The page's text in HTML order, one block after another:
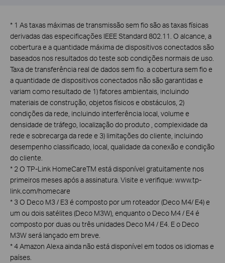
* 1 As taxas máximas de transmissão sem fio são as taxas físicas
derivadas das especificações IEEE Standard 802.11. O alcance, a
cobertura e a quantidade máxima de dispositivos conectados são
baseados nos resultados do teste sob condições normais de uso.
Taxa de transferência real de dados sem fio. a cobertura sem fio e
a quantidade de dispositivos conectados não são garantidas e
variam como resultado de 1) fatores ambientais, incluindo
materiais de construção, objetos físicos e obstáculos, 2)
condições da rede, incluindo interferência local, volume e
densidade de tráfego, localização do produto , complexidade da
rede e sobrecarga da rede e 3) limitações do cliente, incluindo
desempenho classificado, local, qualidade da conexão e condição
do cliente.
* 2 O TP-Link HomeCareTM está disponível gratuitamente nos
primeiros meses após a assinatura. Visite e verifique: www.tp-
link.com/homecare
* 3 O Deco M3 / E3 é composto por um roteador (Deco M4/ E4) e
um ou dois satélites (Deco M3W), enquanto o Deco M4 / E4 é
composto por duas ou três unidades Deco M4 / E4. E o Deco
M3W será lançado em breve.
*4 Amazon Alexa ainda não está disponível em todos os idiomas e
países.